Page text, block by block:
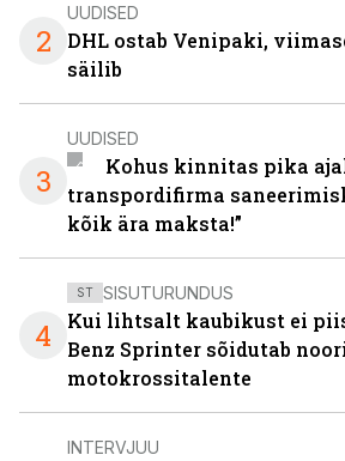
2
UUDISED
DHL ostab Venipaki,
säilib
3
UUDISED
Kohus kinnitas pika
transpordifirma
kõik ära maksta!”
4
ST SISUTURUNDUS
Kui lihtsalt kaubikust ei
Benz Sprinter sõidutab
motokrossitalente
INTERVJUU